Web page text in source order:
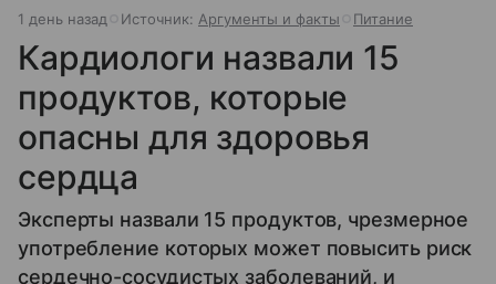
1 день назад Источник: Аргументы и факты Питание
Кардиологи назвали 15
продуктов, которые
опасны для здоровья
сердца
Эксперты назвали 15 продуктов, чрезмерное
употребление которых может повысить риск
сердечно-сосудистых заболеваний, и